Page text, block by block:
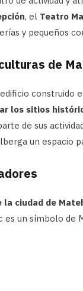
, el Teatro
y pequeños
de
construido
los sitios
de sus
un espacio
la ciudad de
es un símbolo de